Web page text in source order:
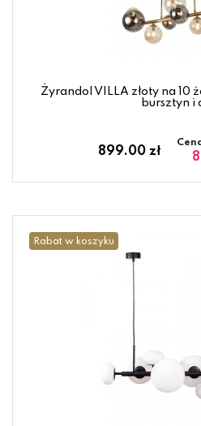
Żyrandol VILLA złoty na 10
bursztyn i
899.00 zł
Rabat w koszyku